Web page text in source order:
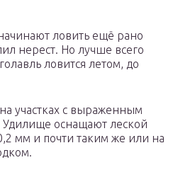
ловить ещё рано
нерест. Но лучше всего
ловится летом, до
участках с выраженным
Удилище оснащают леской
мм и почти таким же или на